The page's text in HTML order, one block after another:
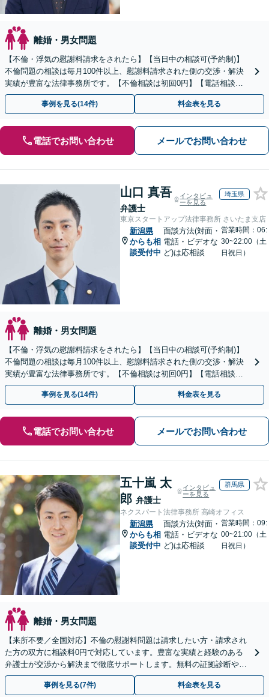
離婚・男女問題
【不倫・浮気の慰謝料請求をされたら】【当日中の相談可(予約制)】
不倫問題の相談は毎月100件以上、慰謝料請求された側の交渉・解決
実績が豊富な法律事務所です。【不倫相談は初回0円】【電話相談で
ご契約まで対応可/来所不要】
事例を見る(14件) 料金表を見る
電話でお問い合わせ メールでお問い合わせ
山口 真吾
弁護士
インタビュ
ーを見る
埼玉県
東京スタートアップ法律事務所 さいたま支店
新潟県
からも相
談受付中
面談方法(対面・
電話・ビデオな
ど)は応相談
営業時間：06:
30~22:00（土
日祝日）
離婚・男女問題
【不倫・浮気の慰謝料請求をされたら】【当日中の相談可(予約制)】
不倫問題の相談は毎月100件以上、慰謝料請求された側の交渉・解決
実績が豊富な法律事務所です。【不倫相談は初回0円】【電話相談で
ご契約まで対応可/来所不要】
事例を見る(14件) 料金表を見る
電話でお問い合わせ メールでお問い合わせ
五十嵐 太
郎 弁護士
インタビュ
ーを見る
群馬県
ネクスパート法律事務所 高崎オフィス
新潟県
からも相
談受付中
面談方法(対面・
電話・ビデオな
ど)は応相談
営業時間：09:
00~21:00（土
日祝日）
離婚・男女問題
【来所不要／全国対応】不倫の慰謝料問題は請求したい方・請求され
た方の双方に相談料0円で対応しています。豊富な実績と経験のある
弁護士が交渉から解決まで徹底サポートします。無料の証拠診断や着
手金の返還保証もありますので安心してご相談ください。
事例を見る(7件) 料金表を見る